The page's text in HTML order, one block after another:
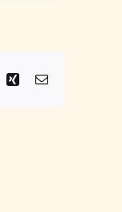
Xing Email